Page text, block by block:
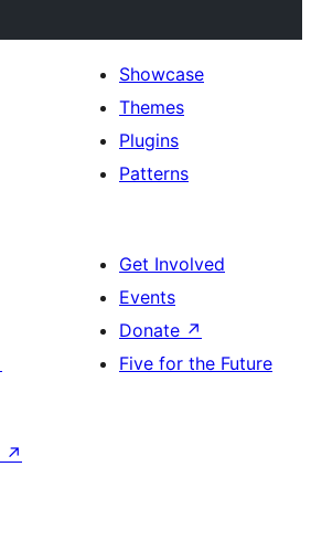
Showcase
Themes
Plugins
Patterns
Get Involved
Events
Donate ↗
Five for the Future
↗